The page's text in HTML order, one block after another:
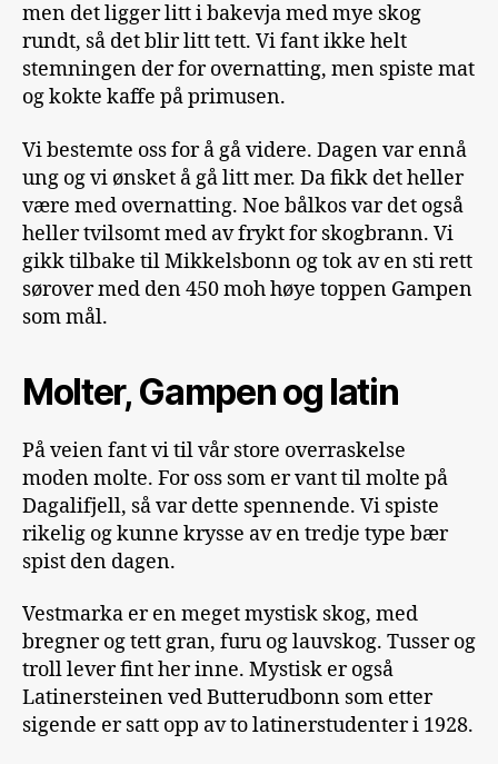
men det ligger litt i bakevja med mye skog
rundt, så det blir litt tett. Vi fant ikke helt
stemningen der for overnatting, men spiste mat
og kokte kaffe på primusen.
Vi bestemte oss for å gå videre. Dagen var ennå
ung og vi ønsket å gå litt mer. Da fikk det heller
være med overnatting. Noe bålkos var det også
heller tvilsomt med av frykt for skogbrann. Vi
gikk tilbake til Mikkelsbonn og tok av en sti rett
sørover med den 450 moh høye toppen Gampen
som mål.
Molter, Gampen og latin
På veien fant vi til vår store overraskelse
moden molte. For oss som er vant til molte på
Dagalifjell, så var dette spennende. Vi spiste
rikelig og kunne krysse av en tredje type bær
spist den dagen.
Vestmarka er en meget mystisk skog, med
bregner og tett gran, furu og lauvskog. Tusser og
troll lever fint her inne. Mystisk er også
Latinersteinen ved Butterudbonn som etter
sigende er satt opp av to latinerstudenter i 1928.